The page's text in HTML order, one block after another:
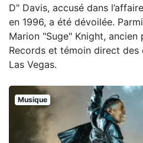
D" Davis, accusé dans
en 1996, a été dévoilée.
Marion "Suge" Knight,
Records et témoin direct des
Las Vegas.
Musique